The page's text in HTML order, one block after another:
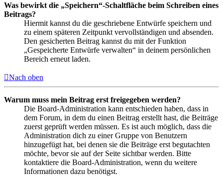
Was bewirkt die „Speichern“-Schaltfläche beim Schreiben eines
Beitrags?
Hiermit kannst du die geschriebene Entwürfe speichern und
zu einem späteren Zeitpunkt vervollständigen und absenden.
Den gesicherten Beitrag kannst du mit der Funktion
„Gespeicherte Entwürfe verwalten“ in deinem persönlichen
Bereich erneut laden.
Nach oben
Warum muss mein Beitrag erst freigegeben werden?
Die Board-Administration kann entschieden haben, dass in
dem Forum, in dem du einen Beitrag erstellt hast, die Beiträge
zuerst geprüft werden müssen. Es ist auch möglich, dass die
Administration dich zu einer Gruppe von Benutzern
hinzugefügt hat, bei denen sie die Beiträge erst begutachten
möchte, bevor sie auf der Seite sichtbar werden. Bitte
kontaktiere die Board-Administration, wenn du weitere
Informationen dazu benötigst.